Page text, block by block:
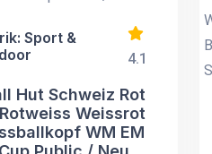
Sport &
4.1
Hut Schweiz Rot
Weissrot
WM EM